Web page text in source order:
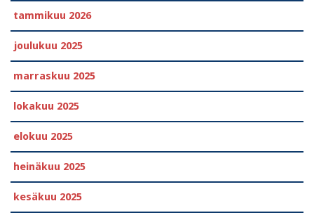
tammikuu 2026
joulukuu 2025
marraskuu 2025
lokakuu 2025
elokuu 2025
heinäkuu 2025
kesäkuu 2025